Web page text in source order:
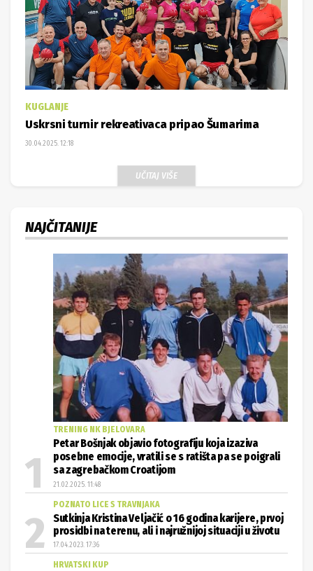
KUGLANJE
Uskrsni turnir rekreativaca pripao Šumarima
30.04.2025. 12:18
UČITAJ VIŠE
NAJČITANIJE
TRENING NK BJELOVARA
Petar Bošnjak objavio fotografiju koja izaziva
posebne emocije, vratili se s ratišta pa se poigrali
sa zagrebačkom Croatijom
21.02.2025. 11:48
POZNATO LICE S TRAVNJAKA
Sutkinja Kristina Veljačić o 16 godina karijere, prvoj
prosidbi na terenu, ali i najružnijoj situaciji u životu
17.04.2023. 17:36
HRVATSKI KUP